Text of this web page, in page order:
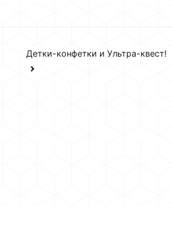
Детки-конфетки и Ультра-квест!